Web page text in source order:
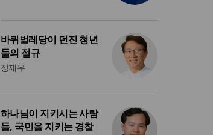
바퀴벌레당이 던진 청년
들의 절규
정재우
하나님이 지키시는 사람
들, 국민을 지키는 경찰